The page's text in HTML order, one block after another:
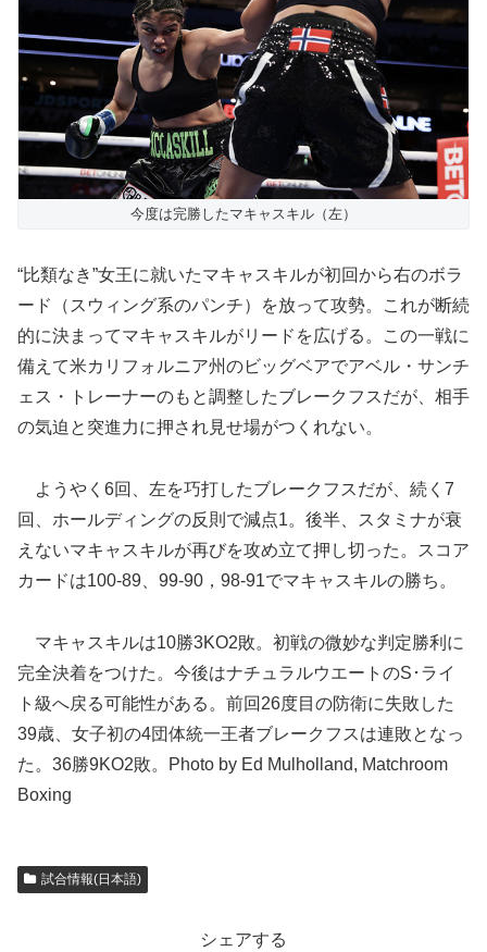
今度は完勝したマキャスキル（左）
“比類なき”女王に就いたマキャスキルが初回から右のボラ
ード（スウィング系のパンチ）を放って攻勢。これが断続
的に決まってマキャスキルがリードを広げる。この一戦に
備えて米カリフォルニア州のビッグベアでアベル・サンチ
ェス・トレーナーのもと調整したブレークフスだが、相手
の気迫と突進力に押され見せ場がつくれない。
ようやく6回、左を巧打したブレークフスだが、続く7
回、ホールディングの反則で減点1。後半、スタミナが衰
えないマキャスキルが再びを攻め立て押し切った。スコア
カードは100-89、99-90，98-91でマキャスキルの勝ち。
マキャスキルは10勝3KO2敗。初戦の微妙な判定勝利に
完全決着をつけた。今後はナチュラルウエートのS･ライ
ト級へ戻る可能性がある。前回26度目の防衛に失敗した
39歳、女子初の4団体統一王者ブレークフスは連敗となっ
た。36勝9KO2敗。Photo by Ed Mulholland, Matchroom
Boxing
試合情報(日本語)
シェアする